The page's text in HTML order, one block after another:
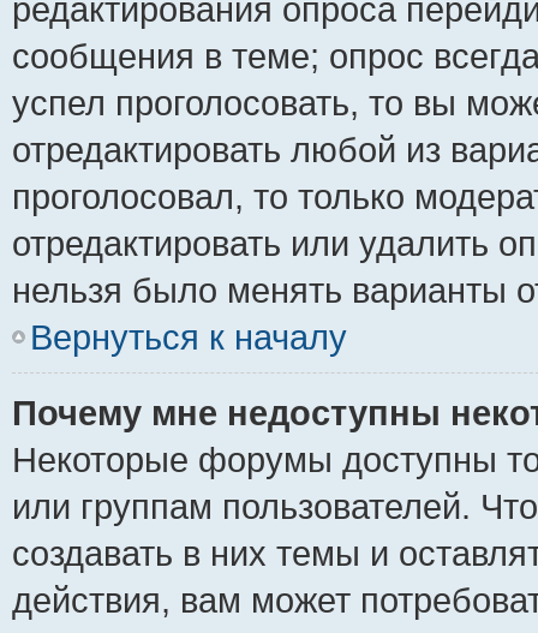
редактирования опроса
сообщения в теме; опрос
успел проголосовать, то вы
отредактировать любой из
проголосовал, то только
отредактировать или удалить
нельзя было менять варианты
Вернуться к началу
Почему мне недоступны
Некоторые форумы доступны
или группам пользователей.
создавать в них темы и
действия, вам может